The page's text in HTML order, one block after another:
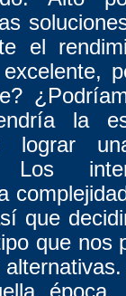
el
la
lograr
Los
que
que nos